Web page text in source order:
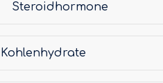
Steroidhormone
Kohlenhydrate